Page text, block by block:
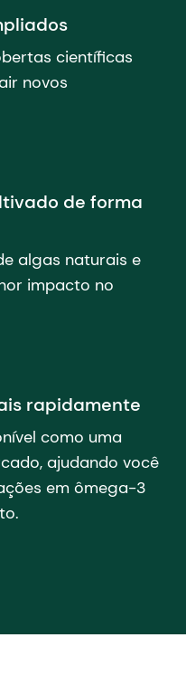
científicas
novos
de forma
algas naturais e
impacto no
rapidamente
como uma
ajudando você
em ômega-3